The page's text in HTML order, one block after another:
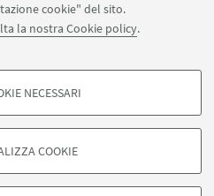
cookie" del sito.
la nostra Cookie policy.
FACOLTATIVI
loro comportamento sul sito, per analisi
NECESSARI
COOKIE
APP:
STUDIORUM - Università di
Bologna - PI: 01131710376 - CF:
sul sito e accessibilità